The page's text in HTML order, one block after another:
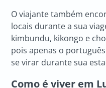
O viajante também
locais durante a sua
kimbundu, kikongo e
pois apenas o
se virar durante sua
Como é viver em